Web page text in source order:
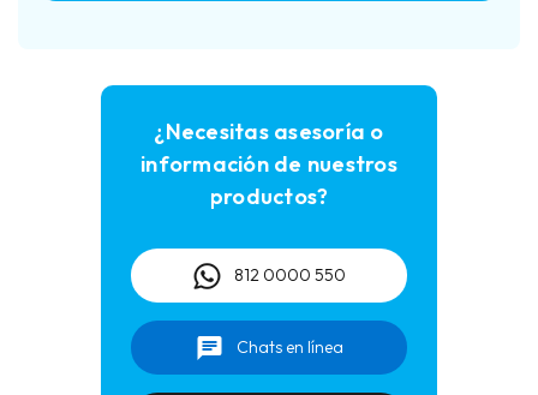
Asentar acero de refuerzo (Silletas)
Autonivelantes
Charolas de Baño
¿Necesitas asesoría o
información de nuestros
productos?
812 0000 550
Chats en línea